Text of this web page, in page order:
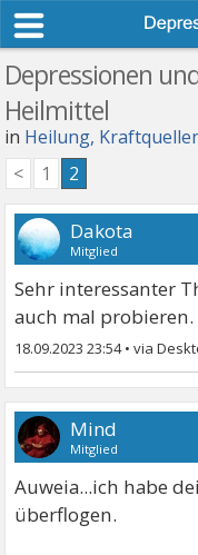
Depressionen
Heilmittel
in Heilung,
< 1 2
Dakota
Mitglied
Sehr interessanter
auch mal probieren.
18.09.2023 23:54•
Mind
Mitglied
Auweia...ich habe
überflogen.